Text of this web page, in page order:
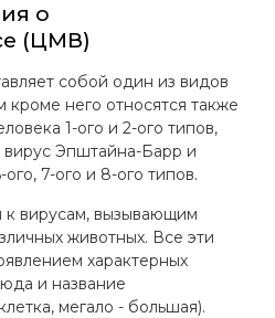
о
(ЦМВ)
собой один из видов
кроме него относятся также
1-ого и 2-ого типов,
вирус Эпштайна-Барр и
7-ого и 8-ого типов.
вирусам, вызывающим
животных. Все эти
характерных
и название
мегало - большая).